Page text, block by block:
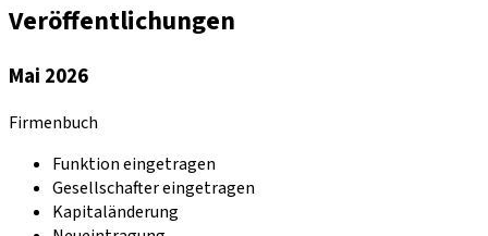
Veröffentlichungen
Mai 2026
Firmenbuch
Funktion eingetragen
Gesellschafter eingetragen
Kapitaländerung